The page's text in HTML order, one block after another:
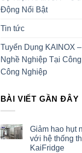
Động Nổi Bật
Tin tức
Tuyển Dụng KAINOX
Nghề Nghiệp Tại
Công Nghiệp
BÀI VIẾT GẦN ĐÂY
Giảm hao hụt
với hệ thống
KaiFridge